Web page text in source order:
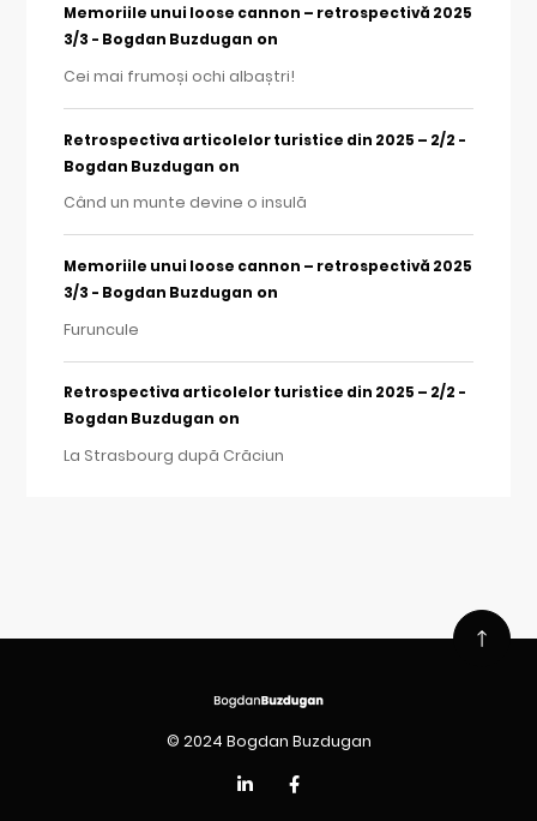
Memoriile unui loose cannon – retrospectivă 2025
3/3 - Bogdan Buzdugan on
Cei mai frumoși ochi albaștri!
Retrospectiva articolelor turistice din 2025 – 2/2 -
Bogdan Buzdugan on
Când un munte devine o insulă
Memoriile unui loose cannon – retrospectivă 2025
3/3 - Bogdan Buzdugan on
Furuncule
Retrospectiva articolelor turistice din 2025 – 2/2 -
Bogdan Buzdugan on
La Strasbourg după Crăciun
© 2024 Bogdan Buzdugan